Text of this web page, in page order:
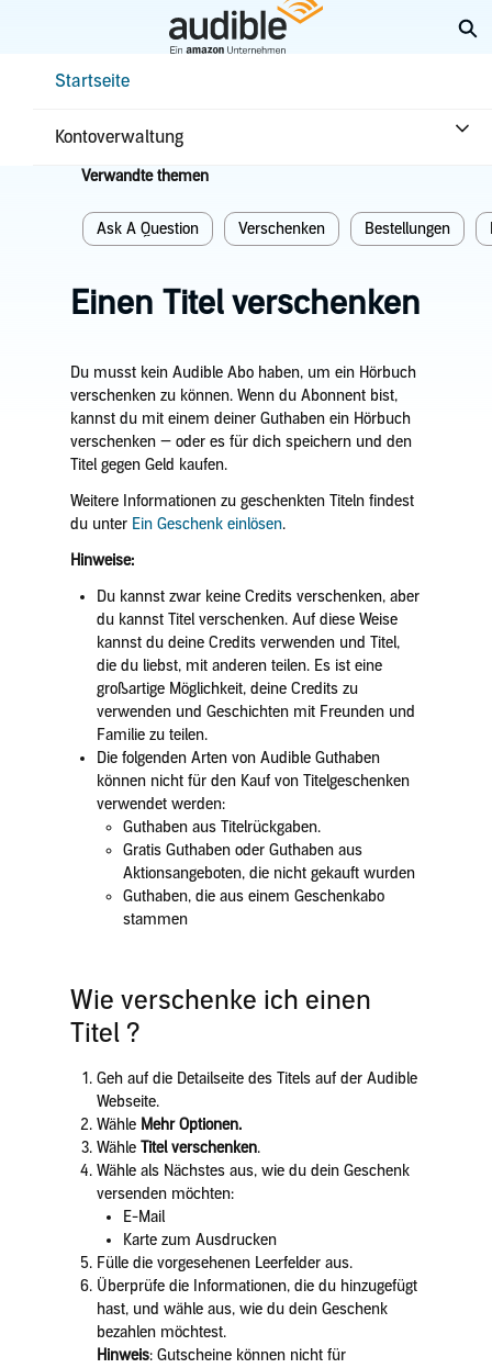
Startseite
Kontoverwaltung
Startseite
Verwandte themen
Ask A Question Verschenken Bestellungen
Einen Titel verschenken
Du musst kein Audible Abo haben, um ein Hörbuch
verschenken zu können. Wenn du Abonnent bist,
kannst du mit einem deiner Guthaben ein Hörbuch
verschenken — oder es für dich speichern und den
Titel gegen Geld kaufen.
Weitere Informationen zu geschenkten Titeln findest
du unter Ein Geschenk einlösen.
Hinweise:
Du kannst zwar keine Credits verschenken, aber
du kannst Titel verschenken. Auf diese Weise
kannst du deine Credits verwenden und Titel,
die du liebst, mit anderen teilen. Es ist eine
großartige Möglichkeit, deine Credits zu
verwenden und Geschichten mit Freunden und
Familie zu teilen.
Die folgenden Arten von Audible Guthaben
können nicht für den Kauf von Titelgeschenken
verwendet werden:
Guthaben aus Titelrückgaben.
Gratis Guthaben oder Guthaben aus
Aktionsangeboten, die nicht gekauft wurden
Guthaben, die aus einem Geschenkabo
stammen
Wie verschenke ich einen
Titel ?
Geh auf die Detailseite des Titels auf der Audible
Webseite.
Wähle Mehr Optionen.
Wähle Titel verschenken.
Wähle als Nächstes aus, wie du dein Geschenk
versenden möchten:
E-Mail
Karte zum Ausdrucken
Fülle die vorgesehenen Leerfelder aus.
Überprüfe die Informationen, die du hinzugefügt
hast, und wähle aus, wie du dein Geschenk
bezahlen möchtest.
Hinweis: Gutscheine können nicht für